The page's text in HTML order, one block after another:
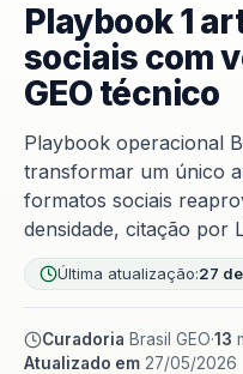
Playbook 1
sociais com
GEO técnico
Playbook operacional
transformar um único
formatos sociais
densidade, citação por
Última atualização:27
Curadoria Brasil GEO·13
Atualizado em 27/05/2026